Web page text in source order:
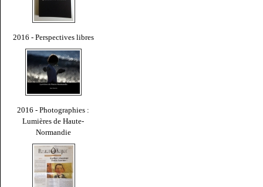
2016 - Perspectives libres
2016 - Photographies :
Lumières de Haute-
Normandie